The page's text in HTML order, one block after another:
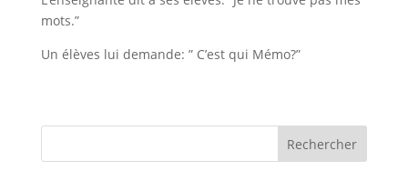
mots.”
Un élèves lui demande: ” C’est qui Mémo?”